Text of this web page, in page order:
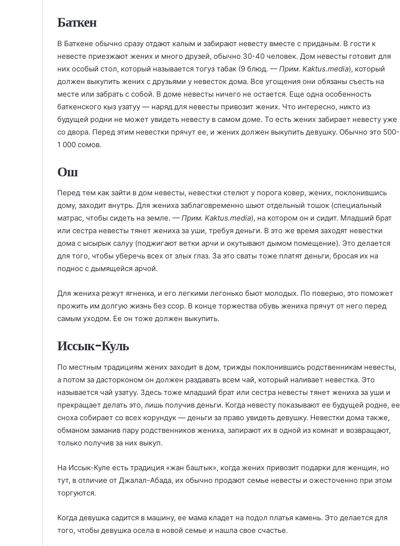
Баткен
В Баткене обычно сразу отдают калым и забирают невесту вместе с приданым. В гости к
невесте приезжают жених и много друзей, обычно 30-40 человек. Дом невесты готовит для
них особый стол, который называется тогуз табак (9 блюд. — Прим. Kaktus.media), который
должен выкупить жених с друзьями у невесток дома. Все угощения они обязаны съесть на
месте или забрать с собой. В доме невесты ничего не остается. Еще одна особенность
баткенского кыз узатуу — наряд для невесты привозит жених. Что интересно, никто из
будущей родни не может увидеть невесту в самом доме. То есть жених забирает невесту уже
со двора. Перед этим невестки прячут ее, и жених должен выкупить девушку. Обычно это 500-
1 000 сомов.
Ош
Перед тем как зайти в дом невесты, невестки стелют у порога ковер, жених, поклонившись
дому, заходит внутрь. Для жениха заблаговременно шьют отдельный тошок (специальный
матрас, чтобы сидеть на земле. — Прим. Kaktus.media), на котором он и сидит. Младший брат
или сестра невесты тянет жениха за уши, требуя деньги. В это же время заходят невестки
дома с ысырык салуу (поджигают ветки арчи и окутывают дымом помещение). Это делается
для того, чтобы уберечь всех от злых глаз. За это сваты тоже платят деньги, бросая их на
поднос с дымящейся арчой.
Для жениха режут ягненка, и его легкими легонько бьют молодых. По поверью, это поможет
прожить им долгую жизнь без ссор. В конце торжества обувь жениха прячут от него перед
самым уходом. Ее он тоже должен выкупить.
Иссык-Куль
По местным традициям жених заходит в дом, трижды поклонившись родственникам невесты,
а потом за дасторконом он должен раздавать всем чай, который наливает невестка. Это
называется чай узатуу. Здесь тоже младший брат или сестра невесты тянет жениха за уши и
прекращает делать это, лишь получив деньги. Когда невесту показывают ее будущей родне, ее
сноха собирает со всех корундук — деньги за право увидеть девушку. Невестки дома также,
обманом заманив пару родственников жениха, запирают их в одной из комнат и возвращают,
только получив за них выкуп.
На Иссык-Куле есть традиция «жан баштык», когда жених привозит подарки для женщин, но
тут, в отличие от Джалал-Абада, их обычно продают семье невесты и ожесточенно при этом
торгуются.
Когда девушка садится в машину, ее мама кладет на подол платья камень. Это делается для
того, чтобы девушка осела в новой семье и нашла свое счастье.